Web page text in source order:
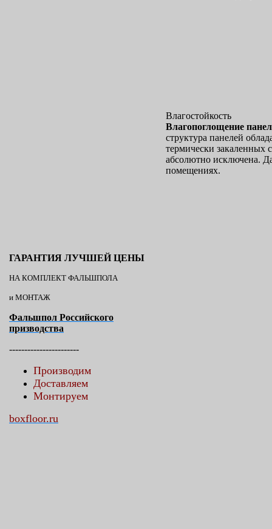
ГАРАНТИЯ ЛУЧШЕЙ ЦЕНЫ
НА КОМПЛЕКТ ФАЛЬШПОЛА
и МОНТАЖ
Фальшпол Российского
призводства
-----------------------
Производим
Доставляем
Монтируем
boxfloor.ru
Влагостойкость
Влагопоглощение
структура панелей
термически закаленных
абсолютно исключена.
помещениях.